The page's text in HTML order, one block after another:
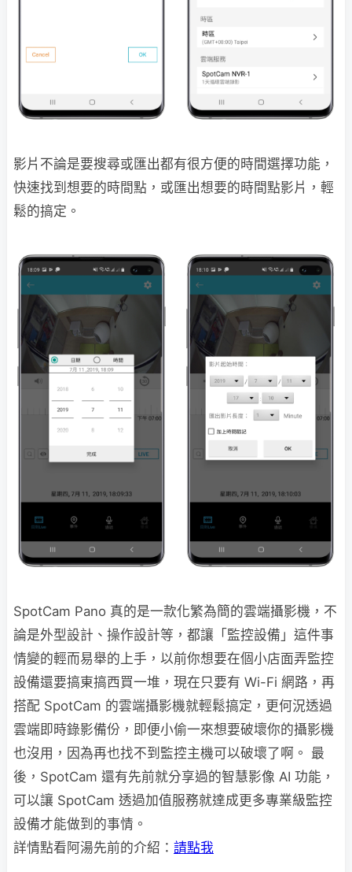
影片不論是要搜尋或匯出都有很方便的時間選擇功能，
快速找到想要的時間點，或匯出想要的時間點影片，輕
鬆的搞定。
SpotCam Pano 真的是一款化繁為簡的雲端攝影機，不
論是外型設計、操作設計等，都讓「監控設備」這件事
情變的輕而易舉的上手，以前你想要在個小店面弄監控
設備還要搞東搞西買一堆，現在只要有 Wi-Fi 網路，再
搭配 SpotCam 的雲端攝影機就輕鬆搞定，更何況透過
雲端即時錄影備份，即便小偷一來想要破壞你的攝影機
也沒用，因為再也找不到監控主機可以破壞了啊。 最
後，SpotCam 還有先前就分享過的智慧影像 AI 功能，
可以讓 SpotCam 透過加值服務就達成更多專業級監控
設備才能做到的事情。
詳情點看阿湯先前的介紹： 請點我